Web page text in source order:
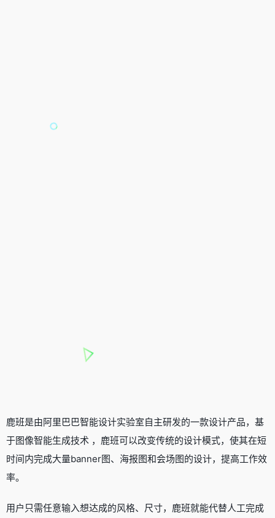
鹿班是由阿里巴巴智能设计实验室自主研发的一款设计产品，基
于图像智能生成技术 ，鹿班可以改变传统的设计模式，使其在短
时间内完成大量banner图、海报图和会场图的设计，提高工作效
率。
用户只需任意输入想达成的风格、尺寸，鹿班就能代替人工完成